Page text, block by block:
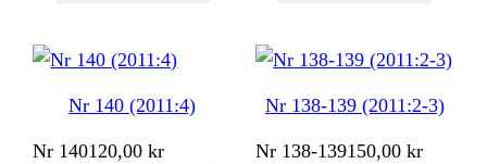
Nr 140 (2011:4)
Nr 140120,00kr
Nr 138-139 (2011:2-3)
Nr 138-139150,00kr